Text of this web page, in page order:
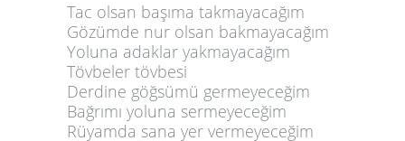
Tac olsan başıma takmayacağım
Gözümde nur olsan bakmayacağım
Yoluna adaklar yakmayacağım
Tövbeler tövbesi
Derdine göğsümü germeyeceğim
Bağrımı yoluna sermeyeceğim
Rüyamda sana yer vermeyeceğim